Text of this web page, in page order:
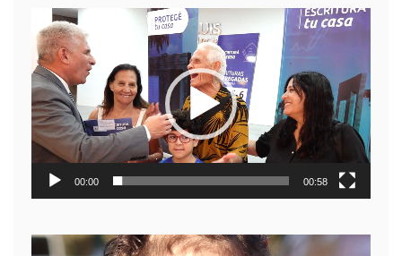
Reproductor
de
video
00:00 00:58
Reproductor